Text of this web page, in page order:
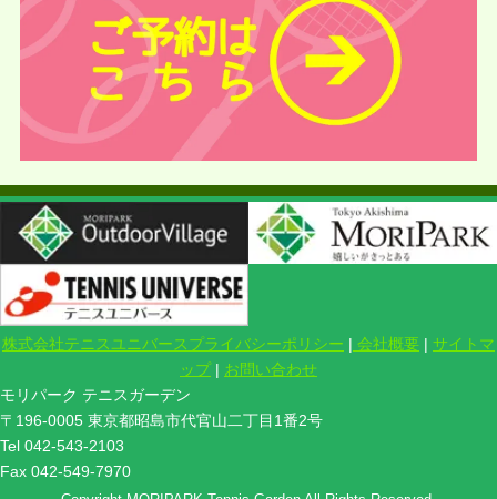
株式会社テニスユニバースプライバシーポリシー | 会社概要 | サイトマ
ップ| お問い合わせ
モリパーク テニスガーデン
〒196-0005 東京都昭島市代官山二丁目1番2号
Tel 042-543-2103
Fax 042-549-7970